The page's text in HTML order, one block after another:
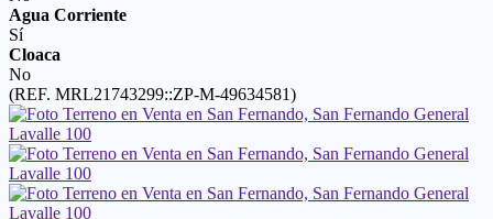
Agua Corriente
Sí
Cloaca
No
(REF. MRL21743299::ZP-M-49634581)